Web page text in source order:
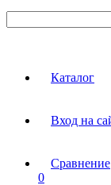
Каталог
Вход на
Сравнение
0